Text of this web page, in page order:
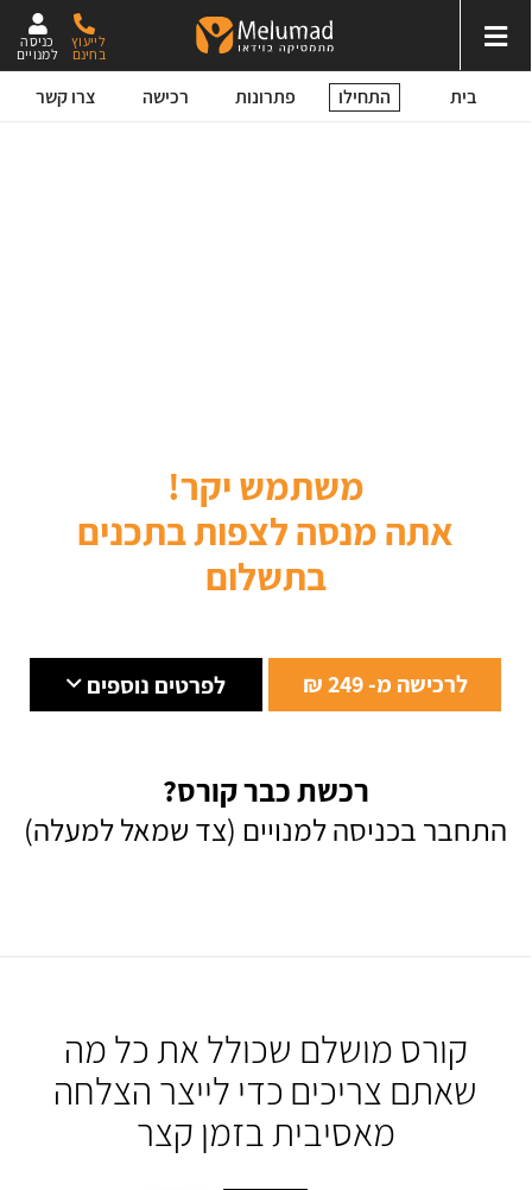
כניסה
למנויים
לייעוץ
בחינם
בית התחילו פתרונות רכישה צרו קשר
משתמש יקר!
אתה מנסה לצפות בתכנים
בתשלום
לרכישה מ- 249 ₪ לפרטים נוספים
רכשת כבר קורס?
התחבר בכניסה למנויים (צד שמאל למעלה)
קורס מושלם שכולל את כל מה
שאתם צריכים כדי לייצר הצלחה
מאסיבית בזמן קצר